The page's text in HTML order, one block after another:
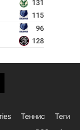
131
115
96
128
Теннис Теги